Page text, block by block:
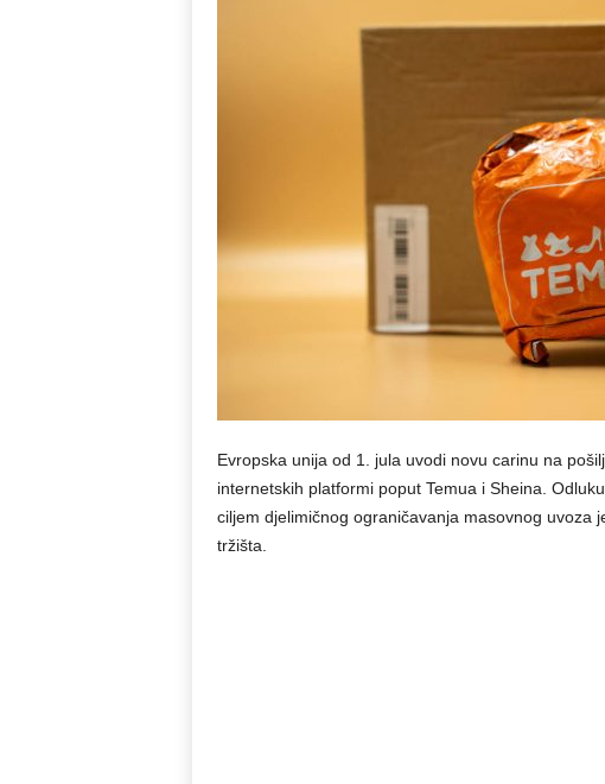
Evropska unija od 1. jula uvodi novu carinu na
internetskih platformi poput Temua i Sheina.
ciljem djelimičnog ograničavanja masovnog uvoza
tržišta.